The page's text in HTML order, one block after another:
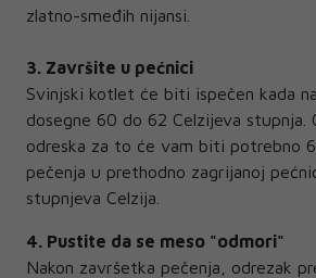
zlatno-smeđih nijansi.
3. Završite u pećnici
Svinjski kotlet će biti ispečen kada
dosegne 60 do 62 Celzijeva stupnja.
odreska za to će vam biti potrebno
pečenja u prethodno zagrijanoj
stupnjeva Celzija.
4. Pustite da se meso "odmori"
Nakon završetka pečenja, odrezak